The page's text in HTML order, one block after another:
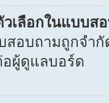
เลือกในแบบส
อบถามถูกจำ
ผู้ดูแลบอร์ด